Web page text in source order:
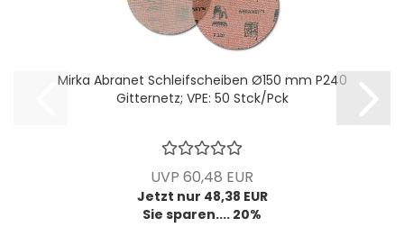
Mirka Abranet Schleifscheiben Ø150 mm P240
Gitternetz; VPE: 50 Stck/Pck
UVP 60,48 EUR
Jetzt nur 48,38 EUR
Sie sparen.... 20%